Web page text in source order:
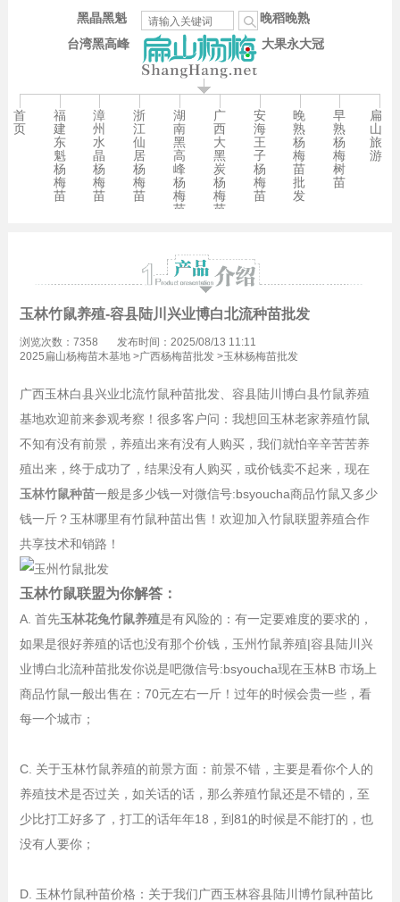
台湾黑高峰
晚稻晚熟
大果永大冠
黑晶黑魁
首
页
福
建
东
魁
杨
梅
苗
漳
州
水
晶
杨
梅
苗
浙
江
仙
居
杨
梅
苗
湖
南
黑
高
峰
杨
梅
苗
广
西
大
黑
炭
杨
梅
苗
安
海
王
子
杨
梅
苗
晚
熟
杨
梅
苗
批
发
早
熟
杨
梅
树
苗
扁
山
旅
游
玉林竹鼠养殖-容县陆川兴业博白北流种苗批发
浏览次数：7358
发布时间：2025/08/13 11:11
2025扁山杨梅苗木基地>广西杨梅苗批发>玉林杨梅苗批发
广西玉林白县兴业北流竹鼠种苗批发、容县陆川博白县竹鼠养殖
基地欢迎前来参观考察！很多客户问：我想回玉林老家养殖竹鼠
不知有没有前景，养殖出来有没有人购买，我们就怕辛辛苦苦养
殖出来，终于成功了，结果没有人购买，或价钱卖不起来，现在
玉林竹鼠种苗一般是多少钱一对微信号:bsyoucha商品竹鼠又多少
钱一斤？玉林哪里有竹鼠种苗出售！欢迎加入竹鼠联盟养殖合作
共享技术和销路！
玉林竹鼠联盟为你解答：
A. 首先玉林花兔竹鼠养殖是有风险的：有一定要难度的要求的，
如果是很好养殖的话也没有那个价钱，玉州竹鼠养殖|容县陆川兴
业博白北流种苗批发你说是吧微信号:bsyoucha现在玉林B 市场上
商品竹鼠一般出售在：70元左右一斤！过年的时候会贵一些，看
每一个城市；
C. 关于玉林竹鼠养殖的前景方面：前景不错，主要是看你个人的
养殖技术是否过关，如关话的话，那么养殖竹鼠还是不错的，至
少比打工好多了，打工的话年年18，到81的时候是不能打的，也
没有人要你；
D. 玉林竹鼠种苗价格：关于我们广西玉林容县陆川博竹鼠种苗比